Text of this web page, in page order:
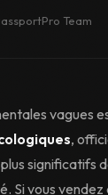
Team
vagues
,
significatifs
Si vous